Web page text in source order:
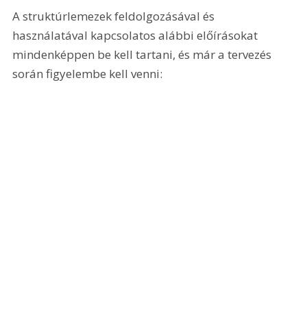
A struktúrlemezek feldolgozásával és
használatával kapcsolatos alábbi előírásokat
mindenképpen be kell tartani, és már a tervezés
során figyelembe kell venni: